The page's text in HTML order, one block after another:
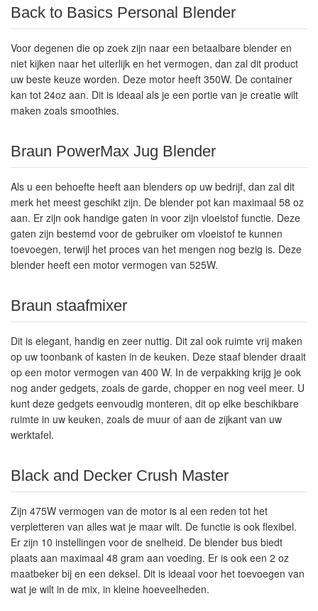
Back to Basics Personal Blender
Voor degenen die op zoek zijn naar een betaalbare blender en
niet kijken naar het uiterlijk en het vermogen, dan zal dit product
uw beste keuze worden. Deze motor heeft 350W. De container
kan tot 24oz aan. Dit is ideaal als je een portie van je creatie wilt
maken zoals smoothies.
Braun PowerMax Jug Blender
Als u een behoefte heeft aan blenders op uw bedrijf, dan zal dit
merk het meest geschikt zijn. De blender pot kan maximaal 58 oz
aan. Er zijn ook handige gaten in voor zijn vloeistof functie. Deze
gaten zijn bestemd voor de gebruiker om vloeistof te kunnen
toevoegen, terwijl het proces van het mengen nog bezig is. Deze
blender heeft een motor vermogen van 525W.
Braun staafmixer
Dit is elegant, handig en zeer nuttig. Dit zal ook ruimte vrij maken
op uw toonbank of kasten in de keuken. Deze staaf blender draait
op een motor vermogen van 400 W. In de verpakking krijg je ook
nog ander gedgets, zoals de garde, chopper en nog veel meer. U
kunt deze gedgets eenvoudig monteren, dit op elke beschikbare
ruimte in uw keuken, zoals de muur of aan de zijkant van uw
werktafel.
Black and Decker Crush Master
Zijn 475W vermogen van de motor is al een reden tot het
verpletteren van alles wat je maar wilt. De functie is ook flexibel.
Er zijn 10 instellingen voor de snelheid. De blender bus biedt
plaats aan maximaal 48 gram aan voeding. Er is ook een 2 oz
maatbeker bij en een deksel. Dit is ideaal voor het toevoegen van
wat je wilt in de mix, in kleine hoeveelheden.